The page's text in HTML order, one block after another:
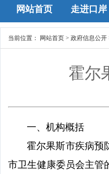
网站首页 走进口岸
当前位置： 网站首页 > 政府信息公开
霍尔
一、机构概括
霍尔果斯市疾病预
市卫生健康委员会主管